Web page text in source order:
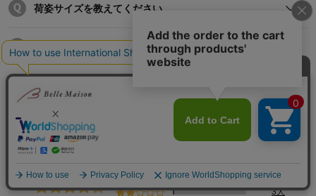
います。
床の底冷えを抑え、ふかふか感を楽しんでいただく商品です
ので単独でのご使用をお勧めいたします。
また、床暖房やホットカーペットのご使用に関しましては取
扱説明書等に「上に物を置いたり敷物を敷かない」といった
注意書きがないかご確認いただき、ご不明な場合は、床暖房
荷姿サイズを教えてください。
お届け時の荷姿サイズは次のとおりです。
＜小・1.5㎝＞（2個口）
幅122×奥行69×高さ67
幅52×奥行51×高さ35
幅122×奥行69×高さ67
幅126×奥行98×高さ28
＜小・4㎝＞（2個口）
幅122×奥行69×高さ67
幅85×奥行75×高さ25
幅122×奥行69×高さ67
幅113×奥行111×高さ33(約/cm)
背もたれクッションのカバーは取り外しできますか？
背もたれクッションのカバーは取り外し出来ません。
商品レビュー
総合評価
4.3
83人
13人
3人